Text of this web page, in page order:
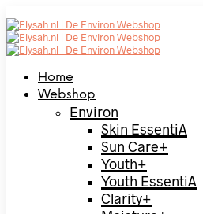
Home
Webshop
Environ
Skin EssentiA
Sun Care+
Youth+
Youth EssentiA
Clarity+